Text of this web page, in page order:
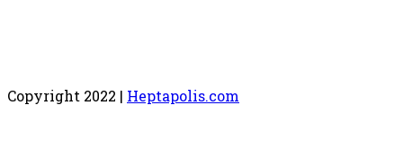
Copyright 2022 | Heptapolis.com